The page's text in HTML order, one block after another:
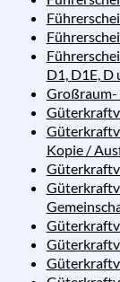
D1, D1E, D
Großraum-
Kopie /